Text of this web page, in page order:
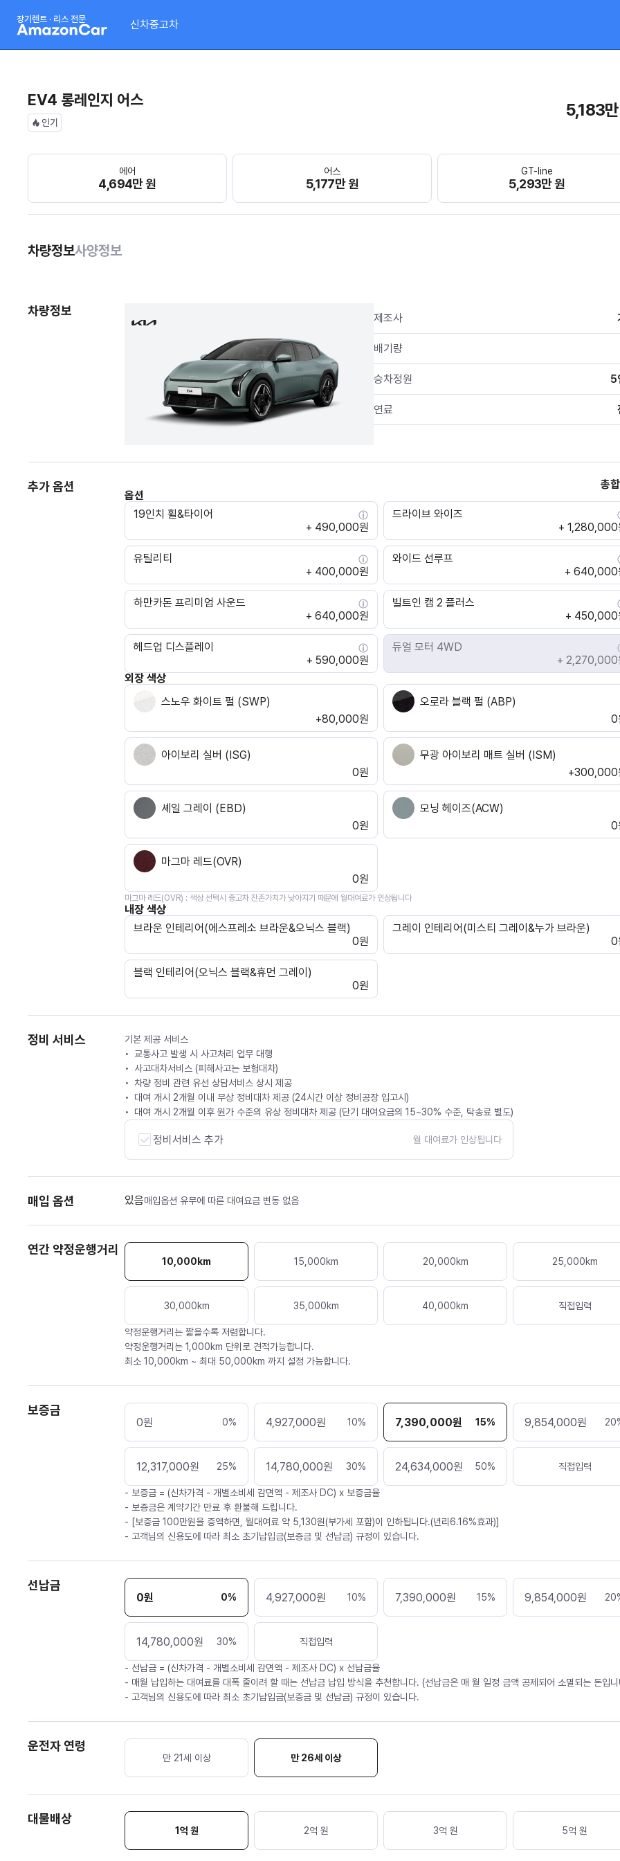
장기렌트 · 리스 전문 신차중고차
EV4 롱레인지 어스
인기
5,183
에어
4,694만 원
어스
5,177만 원
GT-line
5,293만 원
차량정보사양정보
차량정보
제조사
배기량
승차정원 5
연료
추가 옵션
총합
옵션
19인치 휠&타이어
+ 490,000원
드라이브 와이즈
+ 1,280,000
유틸리티
+ 400,000원
와이드 선루프
+ 640,000
하만카돈 프리미엄 사운드
+ 640,000원
빌트인 캠 2 플러스
+ 450,000
헤드업 디스플레이
+ 590,000원
듀얼 모터 4WD
+ 2,270,000
외장 색상
스노우 화이트 펄 (SWP)
+80,000원
오로라 블랙 펄 (ABP)
0
아이보리 실버 (ISG)
0원
무광 아이보리 매트 실버 (ISM)
+300,000
셰일 그레이 (EBD)
0원
모닝 헤이즈(ACW)
0
마그마 레드(OVR)
0원
마그마 레드(OVR) : 색상 선택시 중고차 잔존가치가 낮아지기 때문에 월대여료가 인상됩니다
내장 색상
브라운 인테리어(에스프레소 브라운&오닉스 블랙)
0원
그레이 인테리어(미스티 그레이&누가 브라운)
0
블랙 인테리어(오닉스 블랙&휴먼 그레이)
0원
정비 서비스
기본 제공 서비스
교통사고 발생 시 사고처리 업무 대행
사고대차서비스 (피해사고는 보험대차)
차량 정비 관련 유선 상담서비스 상시 제공
대여 개시 2개월 이내 무상 정비대차 제공 (24시간 이상 정비공장 입고시)
대여 개시 2개월 이후 원가 수준의 유상 정비대차 제공 (단기 대여요금의 15~30% 수준, 탁송료 별도)
정비서비스 추가 월 대여료가 인상됩니다
매입 옵션 있음매입옵션 유무에 따른 대여요금 변동 없음
연간 약정운행거리
10,000 km 15,000km 20,000km 25,000km
30,000km 35,000km 40,000km 직접입력
약정운행거리는 짧을수록 저렴합니다.
약정운행거리는 1,000km 단위로 견적가능합니다.
최소 10,000km ~ 최대 50,000km 까지 설정 가능합니다.
보증금
0원 0% 4,927,000원 10% 7,390,000원 15% 9,854,000원 20
12,317,000원 25% 14,780,000원 30% 24,634,000원 50% 직접입력
- 보증금 = (신차가격 - 개별소비세 감면액 - 제조사 DC) x 보증금율
- 보증금은 계약기간 만료 후 환불해 드립니다.
- [보증금 100만원을 증액하면, 월대여료 약 5,130원(부가세 포함)이 인하됩니다.(년리6.16%효과)]
- 고객님의 신용도에 따라 최소 초기납입금(보증금 및 선납금) 규정이 있습니다.
선납금
0원 0% 4,927,000원 10% 7,390,000원 15% 9,854,000원 20
14,780,000원 30% 직접입력
- 선납금 = (신차가격 - 개별소비세 감면액 - 제조사 DC) x 선납금율
- 매월 납입하는 대여료를 대폭 줄이려 할 때는 선납금 납입 방식을 추천합니다. (선납금은 매 월 일정 금액 공제되어 소멸되는 돈입
- 고객님의 신용도에 따라 최소 초기납입금(보증금 및 선납금) 규정이 있습니다.
운전자 연령
만 21세 이상 만 26세 이상
대물배상
1억 원 2억 원 3억 원 5억 원